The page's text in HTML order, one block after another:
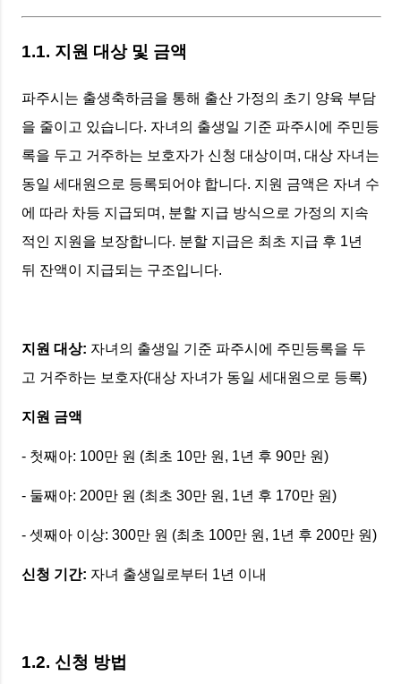
1.1. 지원 대상 및 금액
파주시는 출생축하금을 통해 출산 가정의 초기 양육 부담
을 줄이고 있습니다. 자녀의 출생일 기준 파주시에 주민등
록을 두고 거주하는 보호자가 신청 대상이며, 대상 자녀는
동일 세대원으로 등록되어야 합니다. 지원 금액은 자녀 수
에 따라 차등 지급되며, 분할 지급 방식으로 가정의 지속
적인 지원을 보장합니다. 분할 지급은 최초 지급 후 1년
뒤 잔액이 지급되는 구조입니다.
지원 대상: 자녀의 출생일 기준 파주시에 주민등록을 두
고 거주하는 보호자(대상 자녀가 동일 세대원으로 등록)
지원 금액
- 첫째아: 100만 원 (최초 10만 원, 1년 후 90만 원)
- 둘째아: 200만 원 (최초 30만 원, 1년 후 170만 원)
- 셋째아 이상: 300만 원 (최초 100만 원, 1년 후 200만 원)
신청 기간: 자녀 출생일로부터 1년 이내
1.2. 신청 방법